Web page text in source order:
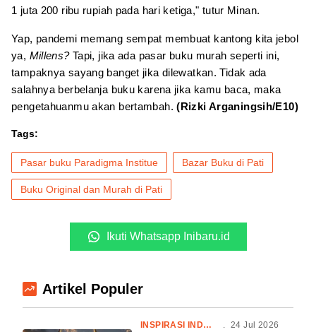
1 juta 200 ribu rupiah pada hari ketiga," tutur Minan.
Yap, pandemi memang sempat membuat kantong kita jebol
ya, Millens? Tapi, jika ada pasar buku murah seperti ini,
tampaknya sayang banget jika dilewatkan. Tidak ada
salahnya berbelanja buku karena jika kamu baca, maka
pengetahuanmu akan bertambah.(Rizki Arganingsih/E10)
Tags:
Pasar buku Paradigma Institue Bazar Buku di Pati
Buku Original dan Murah di Pati
Ikuti Whatsapp Inibaru.id
Artikel Populer
INSPIRASI INDONESIA 24 Jul 2026